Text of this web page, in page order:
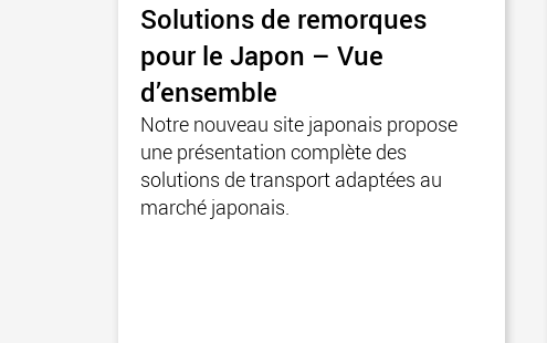
Solutions de remorques
pour le Japon – Vue
d’ensemble
Notre nouveau site japonais propose
une présentation complète des
solutions de transport adaptées au
marché japonais.